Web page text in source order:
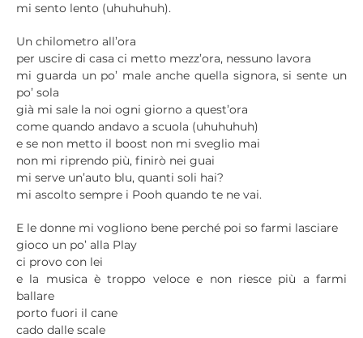
mi sento lento (uhuhuhuh).
Un chilometro all’ora
per uscire di casa ci metto mezz’ora, nessuno lavora
mi guarda un po’ male anche quella signora, si sente un
po’ sola
già mi sale la noi ogni giorno a quest’ora
come quando andavo a scuola (uhuhuhuh)
e se non metto il boost non mi sveglio mai
non mi riprendo più, finirò nei guai
mi serve un’auto blu, quanti soli hai?
mi ascolto sempre i Pooh quando te ne vai.
E le donne mi vogliono bene perché poi so farmi lasciare
gioco un po’ alla Play
ci provo con lei
e la musica è troppo veloce e non riesce più a farmi
ballare
porto fuori il cane
cado dalle scale